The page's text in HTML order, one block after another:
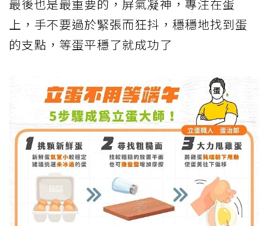
最後也是最重要的，屏氣凝神，專注在蛋
上，手不要過於緊張而狂抖，穩穩地找到蛋
的支點，等蛋平穩了就成功了